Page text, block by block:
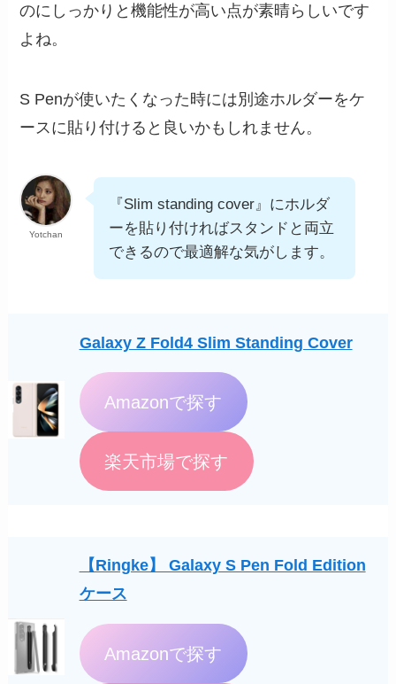
のにしっかりと機能性が高い点が素晴らしいです
よね。
S Penが使いたくなった時には別途ホルダーをケ
ースに貼り付けると良いかもしれません。
Yotchan
『Slim standing cover』にホルダ
ーを貼り付ければスタンドと両立
できるので最適解な気がします。
Galaxy Z Fold4 Slim Standing Cover
Amazonで探す
楽天市場で探す
【Ringke】 Galaxy S Pen Fold Edition
ケース
Amazonで探す